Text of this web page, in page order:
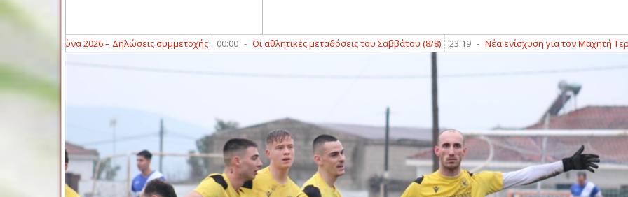
– Δηλώσεις συμμετοχής 00:00 - Οι αθλητικές μεταδόσεις του Σαββάτου (8/8) 23:19 - Νέα ενίσχυση για τον Μαχητή Τερψιθέας με